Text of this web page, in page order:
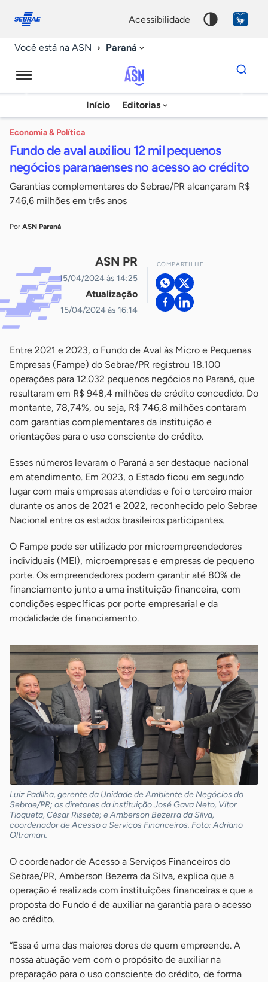
conosco
acessibilidade
Você está na ASN Paraná
Agência
Sebrae
Notícias
Início Editorias
Dados
para
chave
Economia & Política
Fundo de aval auxiliou 12 mil pequenos
negócios paranaenses no acesso ao crédito
Garantias complementares do Sebrae/PR alcançaram R$
746,6 milhões em três anos
Por ASN Paraná
ASN PR
15/04/2024 às 14:25
Atualização
15/04/2024 às 16:14
COMPARTILHE
Entre 2021 e 2023, o Fundo de Aval às Micro e Pequenas
Empresas (Fampe) do Sebrae/PR registrou 18.100
operações para 12.032 pequenos negócios no Paraná, que
resultaram em R$ 948,4 milhões de crédito concedido. Do
montante, 78,74%, ou seja, R$ 746,8 milhões contaram
com garantias complementares da instituição e
orientações para o uso consciente do crédito.
Esses números levaram o Paraná a ser destaque nacional
em atendimento. Em 2023, o Estado ficou em segundo
lugar com mais empresas atendidas e foi o terceiro maior
durante os anos de 2021 e 2022, reconhecido pelo Sebrae
Nacional entre os estados brasileiros participantes.
O Fampe pode ser utilizado por microempreendedores
individuais (MEI), microempresas e empresas de pequeno
porte. Os empreendedores podem garantir até 80% de
financiamento junto a uma instituição financeira, com
condições específicas por porte empresarial e da
modalidade de financiamento.
Luiz Padilha, gerente da Unidade de Ambiente de Negócios do
Sebrae/PR; os diretores da instituição José Gava Neto, Vitor
Tioqueta, César Rissete; e Amberson Bezerra da Silva,
coordenador de Acesso a Serviços Financeiros. Foto: Adriano
Oltramari.
O coordenador de Acesso a Serviços Financeiros do
Sebrae/PR, Amberson Bezerra da Silva, explica que a
operação é realizada com instituições financeiras e que a
proposta do Fundo é de auxiliar na garantia para o acesso
ao crédito.
“Essa é uma das maiores dores de quem empreende. A
nossa atuação vem com o propósito de auxiliar na
preparação para o uso consciente do crédito, de forma